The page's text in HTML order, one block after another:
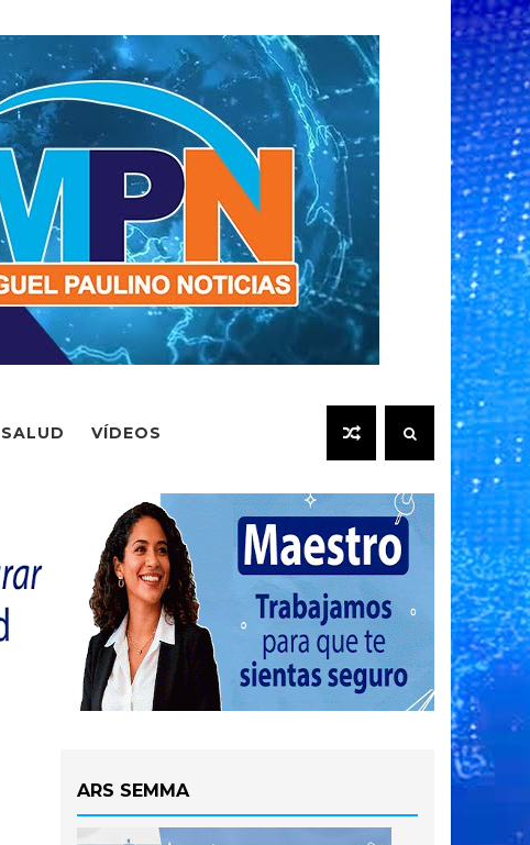
SALUD VÍDEOS
ARS SEMMA